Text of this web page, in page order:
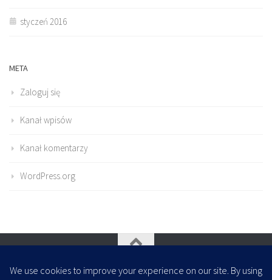
styczeń 2016
META
Zaloguj się
Kanał wpisów
Kanał komentarzy
WordPress.org